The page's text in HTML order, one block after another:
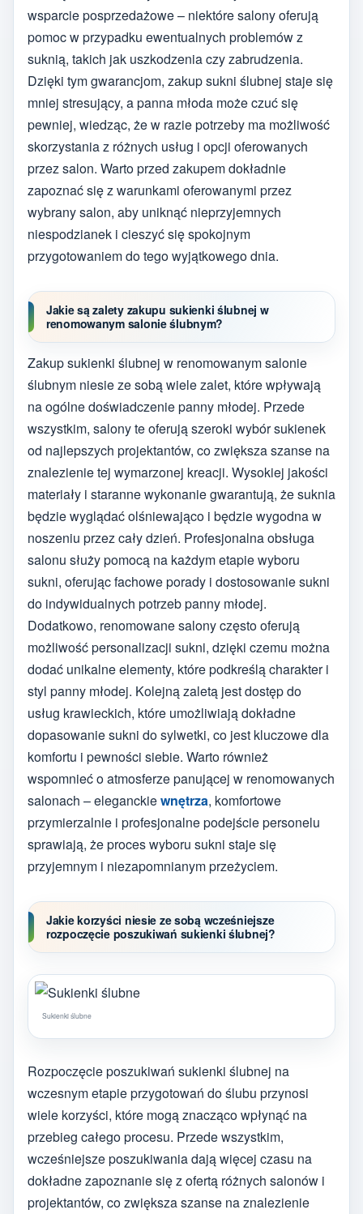
wsparcie posprzedażowe – niektóre salony oferują
pomoc w przypadku ewentualnych problemów z
suknią, takich jak uszkodzenia czy zabrudzenia.
Dzięki tym gwarancjom, zakup sukni ślubnej staje się
mniej stresujący, a panna młoda może czuć się
pewniej, wiedząc, że w razie potrzeby ma możliwość
skorzystania z różnych usług i opcji oferowanych
przez salon. Warto przed zakupem dokładnie
zapoznać się z warunkami oferowanymi przez
wybrany salon, aby uniknąć nieprzyjemnych
niespodzianek i cieszyć się spokojnym
przygotowaniem do tego wyjątkowego dnia.
Jakie są zalety zakupu sukienki ślubnej w
renomowanym salonie ślubnym?
Zakup sukienki ślubnej w renomowanym salonie
ślubnym niesie ze sobą wiele zalet, które wpływają
na ogólne doświadczenie panny młodej. Przede
wszystkim, salony te oferują szeroki wybór sukienek
od najlepszych projektantów, co zwiększa szanse na
znalezienie tej wymarzonej kreacji. Wysokiej jakości
materiały i staranne wykonanie gwarantują, że suknia
będzie wyglądać olśniewająco i będzie wygodna w
noszeniu przez cały dzień. Profesjonalna obsługa
salonu służy pomocą na każdym etapie wyboru
sukni, oferując fachowe porady i dostosowanie sukni
do indywidualnych potrzeb panny młodej.
Dodatkowo, renomowane salony często oferują
możliwość personalizacji sukni, dzięki czemu można
dodać unikalne elementy, które podkreślą charakter i
styl panny młodej. Kolejną zaletą jest dostęp do
usług krawieckich, które umożliwiają dokładne
dopasowanie sukni do sylwetki, co jest kluczowe dla
komfortu i pewności siebie. Warto również
wspomnieć o atmosferze panującej w renomowanych
salonach – eleganckiewnętrza, komfortowe
przymierzalnie i profesjonalne podejście personelu
sprawiają, że proces wyboru sukni staje się
przyjemnym i niezapomnianym przeżyciem.
Jakie korzyści niesie ze sobą wcześniejsze
rozpoczęcie poszukiwań sukienki ślubnej?
Sukienki ślubne
Rozpoczęcie poszukiwań sukienki ślubnej na
wczesnym etapie przygotowań do ślubu przynosi
wiele korzyści, które mogą znacząco wpłynąć na
przebieg całego procesu. Przede wszystkim,
wcześniejsze poszukiwania dają więcej czasu na
dokładne zapoznanie się z ofertą różnych salonów i
projektantów, co zwiększa szanse na znalezienie